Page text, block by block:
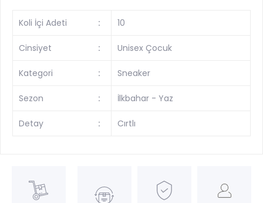
Koli İçi Adeti : 10
Cinsiyet : Unisex Çocuk
Kategori : Sneaker
Sezon : İlkbahar - Yaz
Detay : Cırtlı